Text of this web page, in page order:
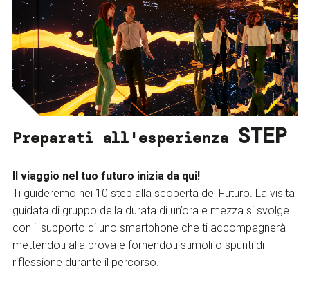
Preparati all'esperienza STEP
Il viaggio nel tuo futuro inizia da qui!
Ti guideremo nei 10 step alla scoperta del Futuro. La visita
guidata di gruppo della durata di un’ora e mezza si svolge
con il supporto di uno smartphone che ti accompagnerà
mettendoti alla prova e fornendoti stimoli o spunti di
riflessione durante il percorso.